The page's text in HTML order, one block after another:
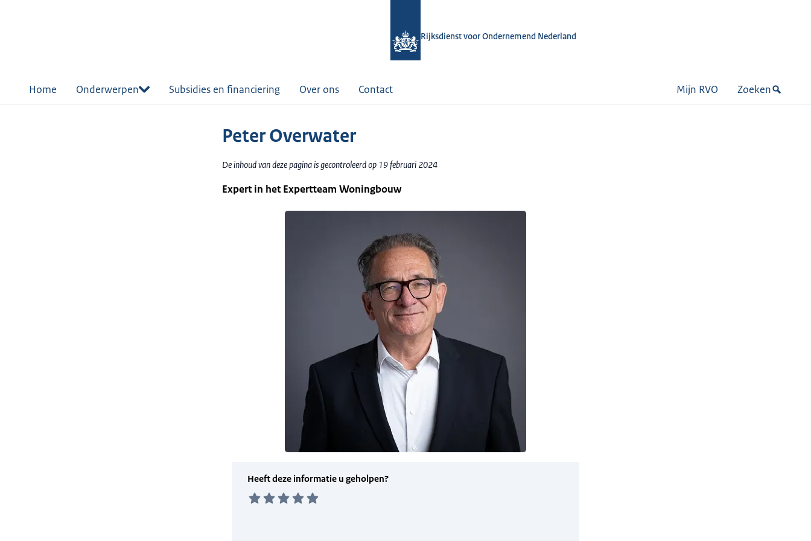
Rijksdienst voor Ondernemend Nederland
Home Onderwerpen Subsidies en financiering Over ons Contact Mijn RVO Zoeken
Peter Overwater
De inhoud van deze pagina is gecontroleerd op 19 februari 2024
Expert in het Expertteam Woningbouw